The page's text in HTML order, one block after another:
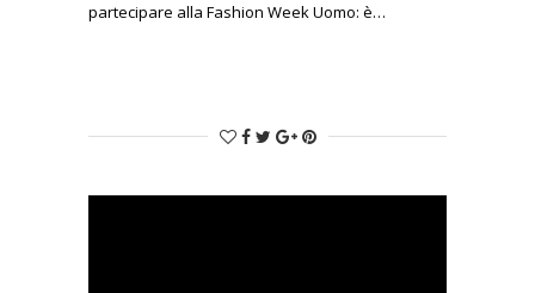
partecipare alla Fashion Week Uomo: è…